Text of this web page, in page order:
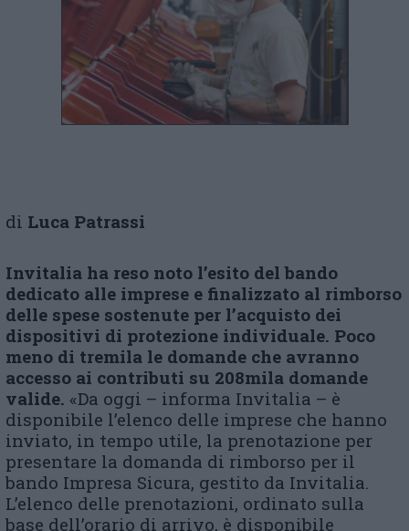
di Luca Patrassi
Invitalia ha reso noto l’esito del bando
dedicato alle imprese e finalizzato al rimborso
delle spese sostenute per l’acquisto dei
dispositivi di protezione individuale. Poco
meno di tremila le domande che avranno
accesso ai contributi su 208mila domande
valide. «Da oggi – informa Invitalia – è
disponibile l’elenco delle imprese che hanno
inviato, in tempo utile, la prenotazione per
presentare la domanda di rimborso per il
bando Impresa Sicura, gestito da Invitalia.
L’elenco delle prenotazioni, ordinato sulla
base dell’orario di arrivo, è disponibile